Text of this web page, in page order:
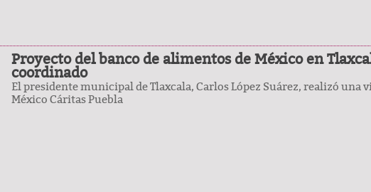
Proyecto del banco de alimentos de México en
coordinado
El presidente municipal de Tlaxcala, Carlos López Suárez, realizó una
México Cáritas Puebla